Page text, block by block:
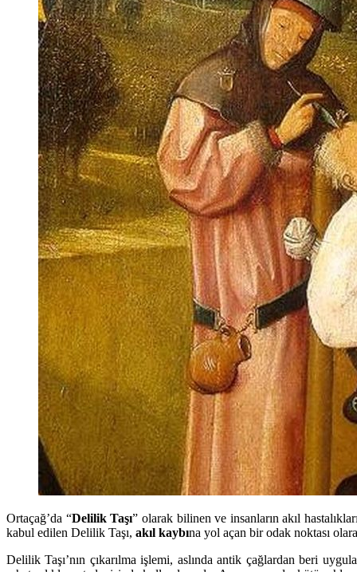
Ortaçağ’da “Delilik Taşı” olarak bilinen ve insanların akıl
kabul edilen Delilik Taşı, akıl kaybına yol açan bir odak noktası
Delilik Taşı’nın çıkarılma işlemi, aslında antik çağlardan beri